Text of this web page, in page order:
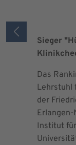
Sieger
Das
Lehrstuhl
der
Erlangen-
Institut